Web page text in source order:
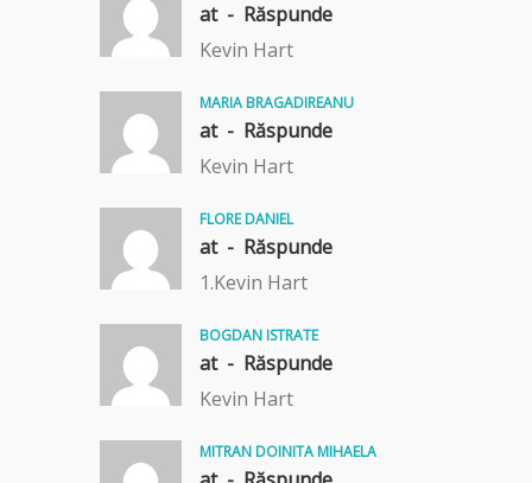
at - Răspunde
Kevin Hart
MARIA BRAGADIREANU
at - Răspunde
Kevin Hart
FLORE DANIEL
at - Răspunde
1.Kevin Hart
BOGDAN ISTRATE
at - Răspunde
Kevin Hart
MITRAN DOINITA MIHAELA